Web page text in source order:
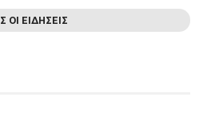
ΟΙ ΕΙΔΗΣΕΙΣ